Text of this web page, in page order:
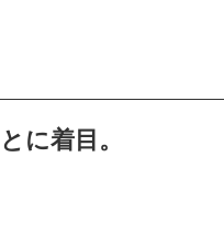
に着目。